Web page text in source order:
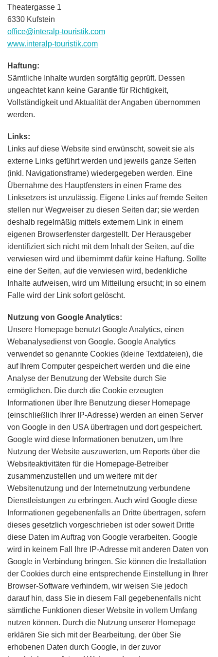
Theatergasse 1
6330 Kufstein
office@interalp-touristik.com
www.interalp-touristik.com
Haftung:
Sämtliche Inhalte wurden sorgfältig geprüft. Dessen
ungeachtet kann keine Garantie für Richtigkeit,
Vollständigkeit und Aktualität der Angaben übernommen
werden.
Links:
Links auf diese Website sind erwünscht, soweit sie als
externe Links geführt werden und jeweils ganze Seiten
(inkl. Navigationsframe) wiedergegeben werden. Eine
Übernahme des Hauptfensters in einen Frame des
Linksetzers ist unzulässig. Eigene Links auf fremde Seiten
stellen nur Wegweiser zu diesen Seiten dar; sie werden
deshalb regelmäßig mittels externem Link in einem
eigenen Browserfenster dargestellt. Der Herausgeber
identifiziert sich nicht mit dem Inhalt der Seiten, auf die
verwiesen wird und übernimmt dafür keine Haftung. Sollte
eine der Seiten, auf die verwiesen wird, bedenkliche
Inhalte aufweisen, wird um Mitteilung ersucht; in so einem
Falle wird der Link sofort gelöscht.
Nutzung von Google Analytics:
Unsere Homepage benutzt Google Analytics, einen
Webanalysedienst von Google. Google Analytics
verwendet so genannte Cookies (kleine Textdateien), die
auf Ihrem Computer gespeichert werden und die eine
Analyse der Benutzung der Website durch Sie
ermöglichen. Die durch die Cookie erzeugten
Informationen über Ihre Benutzung dieser Homepage
(einschließlich Ihrer IP-Adresse) werden an einen Server
von Google in den USA übertragen und dort gespeichert.
Google wird diese Informationen benutzen, um Ihre
Nutzung der Website auszuwerten, um Reports über die
Websiteaktivitäten für die Homepage-Betreiber
zusammenzustellen und um weitere mit der
Websitenutzung und der Internetnutzung verbundene
Dienstleistungen zu erbringen. Auch wird Google diese
Informationen gegebenenfalls an Dritte übertragen, sofern
dieses gesetzlich vorgeschrieben ist oder soweit Dritte
diese Daten im Auftrag von Google verarbeiten. Google
wird in keinem Fall Ihre IP-Adresse mit anderen Daten von
Google in Verbindung bringen. Sie können die Installation
der Cookies durch eine entsprechende Einstellung in Ihrer
Browser-Software verhindern, wir weisen Sie jedoch
darauf hin, dass Sie in diesem Fall gegebenenfalls nicht
sämtliche Funktionen dieser Website in vollem Umfang
nutzen können. Durch die Nutzung unserer Homepage
erklären Sie sich mit der Bearbeitung, der über Sie
erhobenen Daten durch Google, in der zuvor